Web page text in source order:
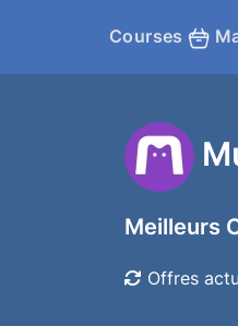
Courses
Meilleurs
Offres